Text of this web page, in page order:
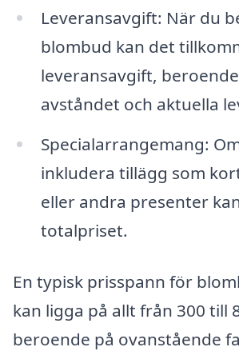
Leveransavgift: När du
blombud kan det
leveransavgift,
avståndet och aktuella
Specialarrangemang:
inkludera tillägg som
eller andra presenter
totalpriset.
En typisk prisspann för
kan ligga på allt från 300 till
beroende på ovanstående